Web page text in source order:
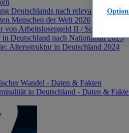
Deutschlands nach relevanten
Menschen der Welt 2026
von Arbeitslosengeld II / Sozialgeld /
in Deutschland nach Nationalität 2025
Altersstruktur in Deutschland 2024
Wandel - Daten & Fakten
in Deutschland - Daten &